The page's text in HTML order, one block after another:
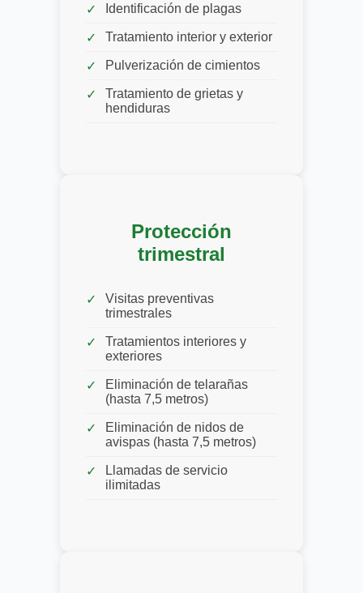
Identificación de plagas
Tratamiento interior y exterior
Pulverización de cimientos
Tratamiento de grietas y
hendiduras
Protección
trimestral
Visitas preventivas
trimestrales
Tratamientos interiores y
exteriores
Eliminación de telarañas
(hasta 7,5 metros)
Eliminación de nidos de
avispas (hasta 7,5 metros)
Llamadas de servicio
ilimitadas